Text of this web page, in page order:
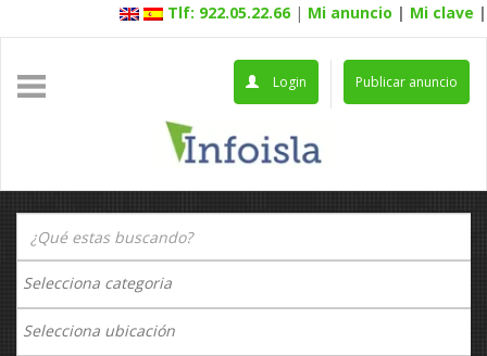
Tlf: 922.05.22.66 | Mi anuncio | Mi clave |
Publicar anuncio
Login